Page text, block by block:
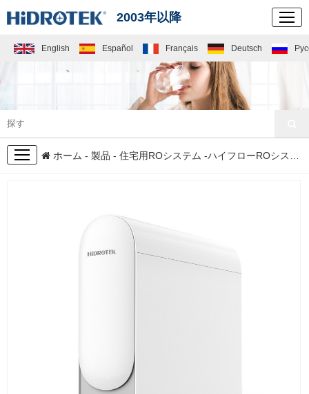
2003年以降
English Español Français Deutsch
製品
ホーム - 製品 - 住宅用ROシステム -ハイフローROシステム